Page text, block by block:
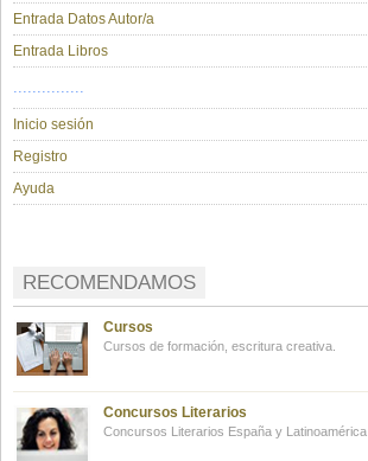
Entrada Datos Autor/a
Entrada Libros
...............
Inicio sesión
Registro
Ayuda
RECOMENDAMOS
Cursos
Cursos de formación, escritura creativa.
Concursos Literarios
Concursos Literarios España y Latinoamérica